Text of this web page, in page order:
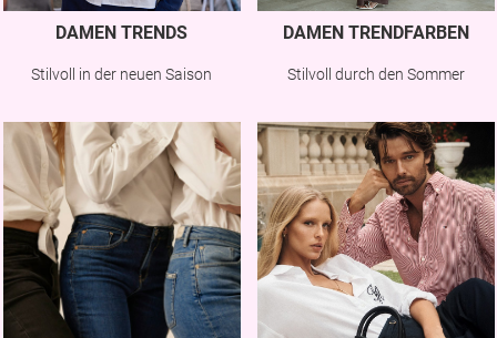
DAMEN TRENDS
Stilvoll in der neuen Saison
DAMEN TRENDFARBEN
Stilvoll durch den Sommer